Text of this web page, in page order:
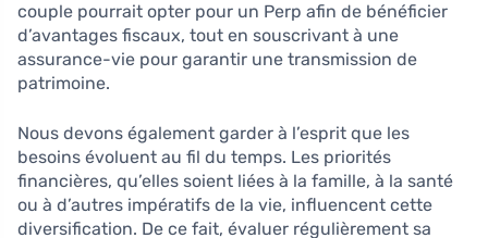
couple pourrait opter pour un Perp afin de bénéficier
d’avantages fiscaux, tout en souscrivant à une
assurance-vie pour garantir une transmission de
patrimoine.
Nous devons également garder à l’esprit que les
besoins évoluent au fil du temps. Les priorités
financières, qu’elles soient liées à la famille, à la santé
ou à d’autres impératifs de la vie, influencent cette
diversification. De ce fait, évaluer régulièrement sa